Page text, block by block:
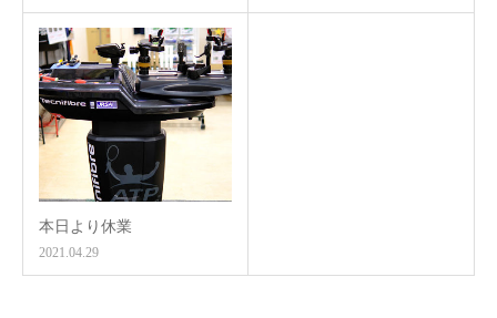
本日より休業
2021.04.29